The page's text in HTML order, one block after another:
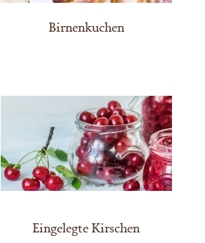
Birnenkuchen
Eingelegte Kirschen